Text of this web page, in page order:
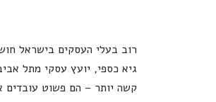
רוב בעלי העסקים בישראל
גיא כספי, יועץ עסקי מתל
קשה יותר – הם פשוט עובדים